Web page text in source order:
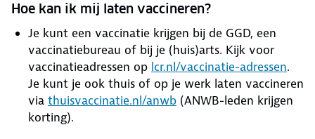
Hoe kan ik mij laten vaccineren?
Je kunt een vaccinatie krijgen bij de GGD, een
vaccinatiebureau of bij je (huis)arts. Kijk voor
vaccinatieadressen op lcr.nl/vaccinatie-adressen.
Je kunt je ook thuis of op je werk laten vaccineren
via thuisvaccinatie.nl/anwb (ANWB-leden krijgen
korting).